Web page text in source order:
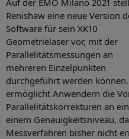
Renishaw eine neue Version
Software für sein XK10
Geometrielaser vor, mit der
Parallelitätsmessungen an
mehreren Einzelpunkten
durchgeführt werden
ermöglicht Anwendern die
Parallelitätskorrekturen an
einem Genauigkeitsniveau,
Messverfahren bisher nicht